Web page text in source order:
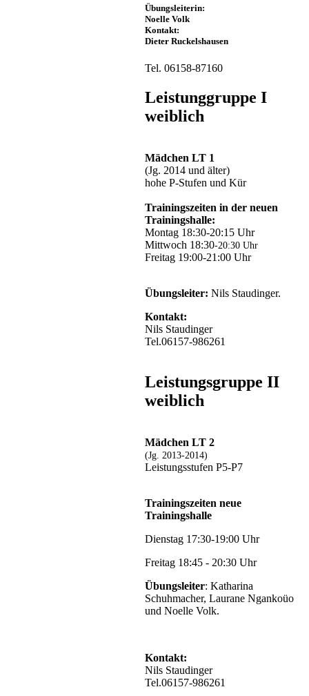
Übungsleiterin:
Noelle Volk
Kontakt:
Dieter Ruckelshausen
Tel. 06158-87160
Leistunggruppe I
weiblich
Mädchen LT 1
(Jg. 2014 und älter)
hohe P-Stufen und Kür
Trainingszeiten in der neuen
Trainingshalle:
Montag 18:30-20:15 Uhr
Mittwoch 18:30-20:30 Uhr
Freitag 19:00-21:00 Uhr
Übungsleiter: Nils Staudinger.
Kontakt:
Nils Staudinger
Tel.06157-986261
Leistungsgruppe II
weiblich
Mädchen LT 2
(Jg. 2013-2014)
Leistungsstufen P5-P7
Trainingszeiten neue
Trainingshalle
Dienstag 17:30-19:00 Uhr
Freitag 18:45 - 20:30 Uhr
Übungsleiter: Katharina
Schuhmacher, Laurane Ngankoüo
und Noelle Volk.
Kontakt:
Nils Staudinger
Tel.06157-986261